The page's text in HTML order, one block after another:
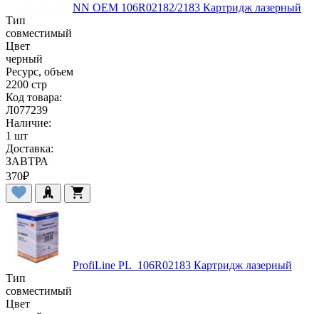
NN OEM 106R02182/2183 Картридж лазерный
Тип
совместимый
Цвет
черный
Ресурс, объем
2200 стр
Код товара:
Л077239
Наличие:
1 шт
Доставка:
ЗАВТРА
370₽
ProfiLine PL_106R02183 Картридж лазерный
Тип
совместимый
Цвет